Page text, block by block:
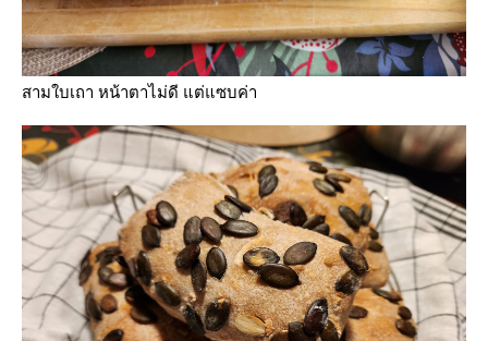
สามใบเถา หน้าตาไม่ดี แต่แซบค่า